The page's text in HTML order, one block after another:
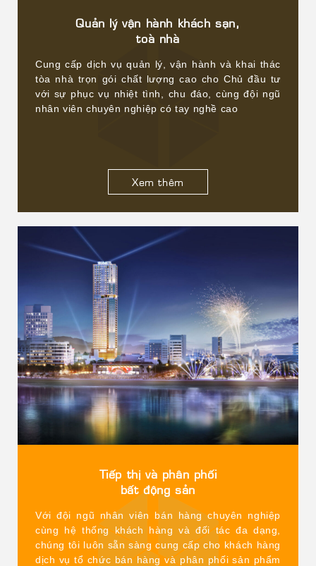
Quản lý vận hành khách sạn,
toà nhà
Cung cấp dịch vụ quản lý, vận hành và khai thác
tòa nhà trọn gói chất lượng cao cho Chủ đầu tư
với sự phục vụ nhiệt tình, chu đáo, cùng đội ngũ
nhân viên chuyên nghiệp có tay nghề cao
Xem thêm
Tiếp thị và phân phối
bất động sản
Với đội ngũ nhân viên bán hàng chuyên nghiệp
cùng hệ thống khách hàng và đối tác đa dạng,
chúng tôi luôn sẵn sàng cung cấp cho khách hàng
dịch vụ tổ chức bán hàng và phân phối sản phẩm